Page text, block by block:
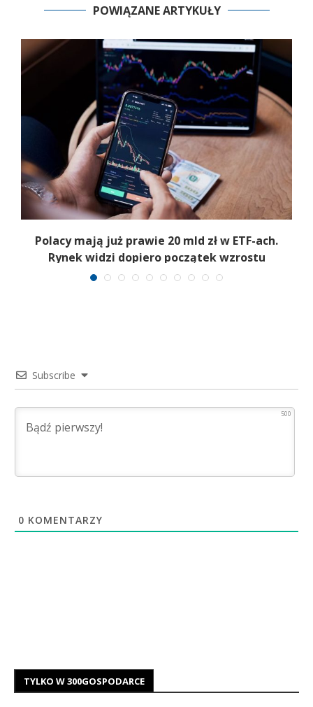
POWIĄZANE ARTYKUŁY
Polacy mają już prawie 20 mld zł w ETF-ach.
Rynek widzi dopiero początek wzrostu
Subscribe
500
0 KOMENTARZY
TYLKO W 300GOSPODARCE